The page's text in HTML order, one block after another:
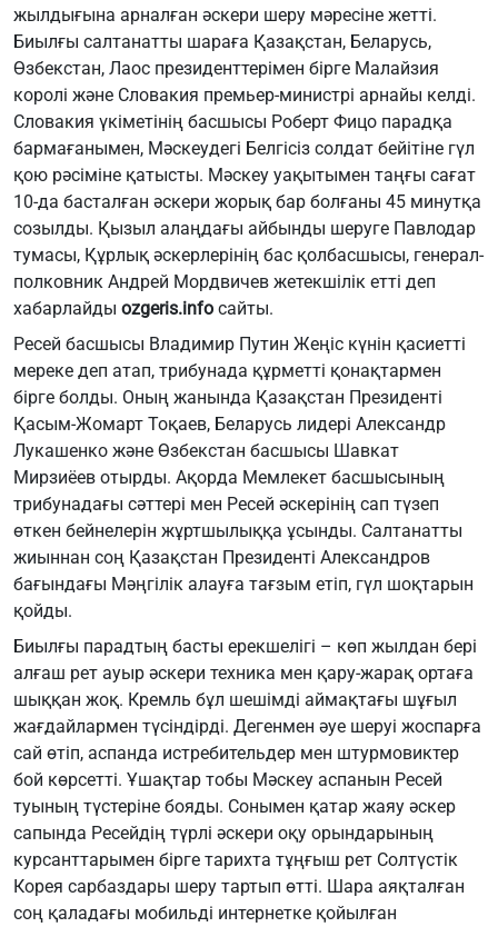
жылдығына арналған әскери шеру мәресіне жетті.
Биылғы салтанатты шараға Қазақстан, Беларусь,
Өзбекстан, Лаос президенттерімен бірге Малайзия
королі және Словакия премьер-министрі арнайы келді.
Словакия үкіметінің басшысы Роберт Фицо парадқа
бармағанымен, Мәскеудегі Белгісіз солдат бейітіне гүл
қою рәсіміне қатысты. Мәскеу уақытымен таңғы сағат
10-да басталған әскери жорық бар болғаны 45 минутқа
созылды. Қызыл алаңдағы айбынды шеруге Павлодар
тумасы, Құрлық әскерлерінің бас қолбасшысы, генерал-
полковник Андрей Мордвичев жетекшілік етті деп
хабарлайды ozgeris.info сайты.
Ресей басшысы Владимир Путин Жеңіс күнін қасиетті
мереке деп атап, трибунада құрметті қонақтармен
бірге болды. Оның жанында Қазақстан Президенті
Қасым-Жомарт Тоқаев, Беларусь лидері Александр
Лукашенко және Өзбекстан басшысы Шавкат
Мирзиёев отырды. Ақорда Мемлекет басшысының
трибунадағы сәттері мен Ресей әскерінің сап түзеп
өткен бейнелерін жұртшылыққа ұсынды. Салтанатты
жиыннан соң Қазақстан Президенті Александров
бағындағы Мәңгілік алауға тағзым етіп, гүл шоқтарын
қойды.
Биылғы парадтың басты ерекшелігі – көп жылдан бері
алғаш рет ауыр әскери техника мен қару-жарақ ортаға
шыққан жоқ. Кремль бұл шешімді аймақтағы шұғыл
жағдайлармен түсіндірді. Дегенмен әуе шеруі жоспарға
сай өтіп, аспанда истребительдер мен штурмовиктер
бой көрсетті. Ұшақтар тобы Мәскеу аспанын Ресей
туының түстеріне бояды. Сонымен қатар жаяу әскер
сапында Ресейдің түрлі әскери оқу орындарының
курсанттарымен бірге тарихта тұңғыш рет Солтүстік
Корея сарбаздары шеру тартып өтті. Шара аяқталған
соң қаладағы мобильді интернетке қойылған